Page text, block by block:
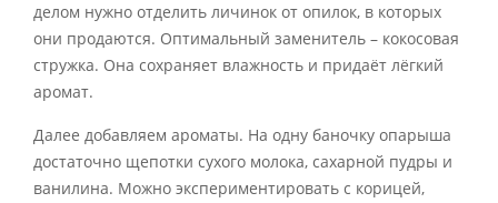
делом нужно отделить личинок от опилок, в которых
они продаются. Оптимальный заменитель – кокосовая
стружка. Она сохраняет влажность и придаёт лёгкий
аромат.
Далее добавляем ароматы. На одну баночку опарыша
достаточно щепотки сухого молока, сахарной пудры и
ванилина. Можно экспериментировать с корицей,